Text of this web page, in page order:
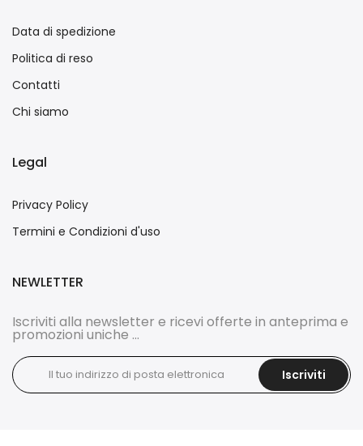
Data di spedizione
Politica di reso
Contatti
Chi siamo
Legal
Privacy Policy
Termini e Condizioni d'uso
NEWLETTER
Iscriviti alla newsletter e ricevi offerte in anteprima e
promozioni uniche ...
Iscriviti